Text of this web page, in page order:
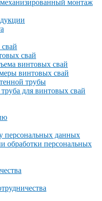
монтаж
свай
винтовых свай
винтовых свай
трубы
для винтовых свай
персональных данных
обработки персональных